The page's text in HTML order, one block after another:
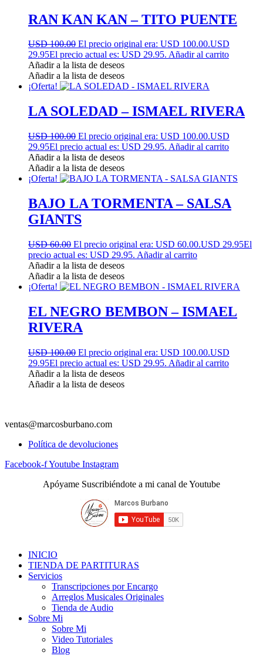
RAN KAN KAN – TITO PUENTE
USD 100.00 El precio original era: USD 100.00.USD
29.95El precio actual es: USD 29.95. Añadir al carrito
Añadir a la lista de deseos
Añadir a la lista de deseos
¡Oferta!
LA SOLEDAD – ISMAEL RIVERA
USD 100.00 El precio original era: USD 100.00.USD
29.95El precio actual es: USD 29.95. Añadir al carrito
Añadir a la lista de deseos
Añadir a la lista de deseos
¡Oferta!
BAJO LA TORMENTA – SALSA
GIANTS
USD 60.00 El precio original era: USD 60.00.USD 29.95El
precio actual es: USD 29.95. Añadir al carrito
Añadir a la lista de deseos
Añadir a la lista de deseos
¡Oferta!
EL NEGRO BEMBON – ISMAEL
RIVERA
USD 100.00 El precio original era: USD 100.00.USD
29.95El precio actual es: USD 29.95. Añadir al carrito
Añadir a la lista de deseos
Añadir a la lista de deseos
ventas@marcosburbano.com
Política de devoluciones
Facebook-fYoutube Instagram
Apóyame Suscribiéndote a mi canal de Youtube
INICIO
TIENDA DE PARTITURAS
Servicios
Transcripciones por Encargo
Arreglos Musicales Originales
Tienda de Audio
Sobre Mi
Sobre Mi
Video Tutoriales
Blog